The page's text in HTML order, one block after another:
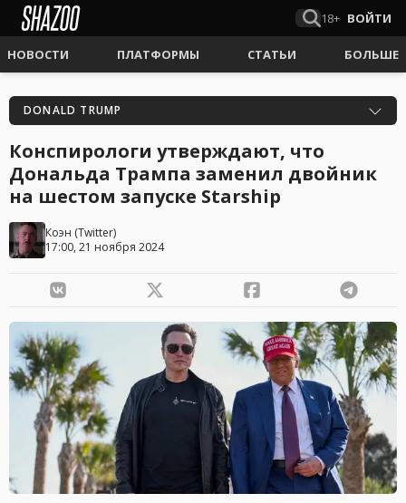
18+ ВОЙТИ
НОВОСТИ ПЛАТФОРМЫ СТАТЬИ БОЛЬШЕ
DONALD TRUMP
Конспирологи утверждают, что
Дональда Трампа заменил двойник
на шестом запуске Starship
Коэн (Twitter)
17:00, 21 ноября 2024